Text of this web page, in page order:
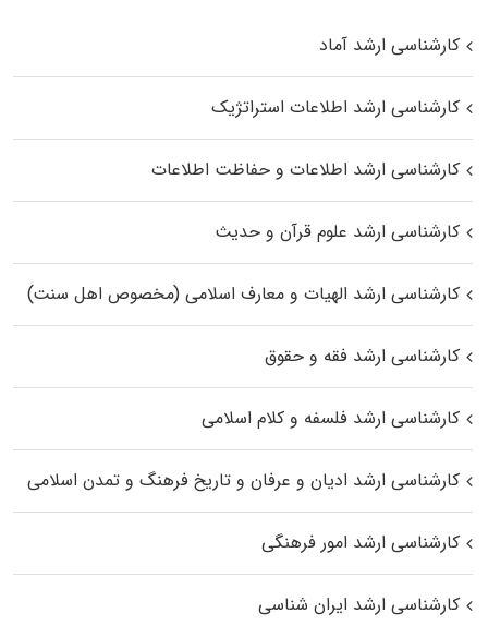
کارشناسی ارشد آماد
کارشناسی ارشد اطلاعات استراتژیک
کارشناسی ارشد اطلاعات و حفاظت اطلاعات
کارشناسی ارشد علوم قرآن و حدیث
کارشناسی ارشد الهیات و معارف اسلامی (مخصوص اهل سنت)
کارشناسی ارشد فقه و حقوق
کارشناسی ارشد فلسفه و کلام اسلامی
کارشناسی ارشد ادیان و عرفان و تاریخ فرهنگ و تمدن اسلامی
کارشناسی ارشد امور فرهنگی
کارشناسی ارشد ایران شناسی